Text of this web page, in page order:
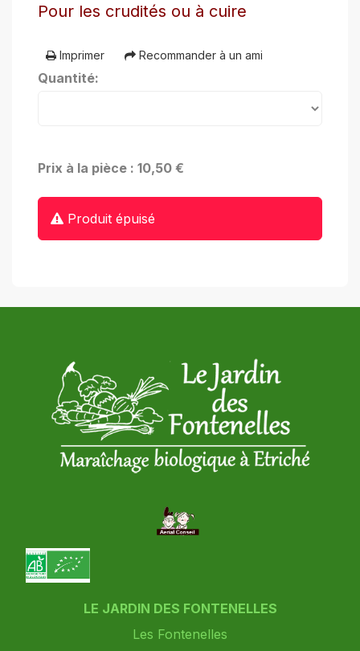
Pour les crudités ou à cuire
Imprimer Recommander à un ami
Quantité:
Prix à la pièce : 10,50 €
Produit épuisé
LE JARDIN DES FONTENELLES
Les Fontenelles